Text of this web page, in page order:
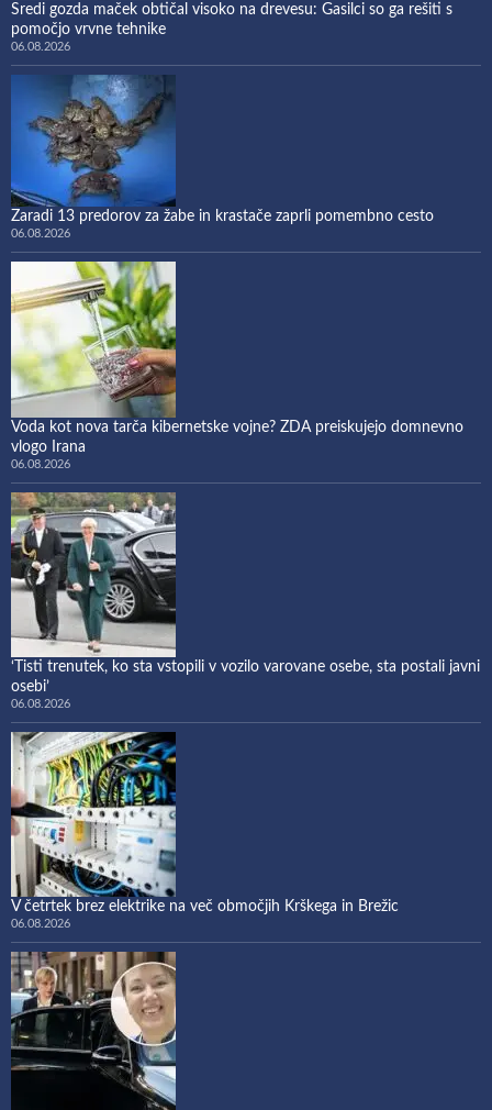
Sredi gozda maček obtičal visoko na drevesu: Gasilci so ga rešiti s
pomočjo vrvne tehnike
06.08.2026
Zaradi 13 predorov za žabe in krastače zaprli pomembno cesto
06.08.2026
Voda kot nova tarča kibernetske vojne? ZDA preiskujejo domnevno
vlogo Irana
06.08.2026
‘Tisti trenutek, ko sta vstopili v vozilo varovane osebe, sta postali javni
osebi’
06.08.2026
V četrtek brez elektrike na več območjih Krškega in Brežic
06.08.2026